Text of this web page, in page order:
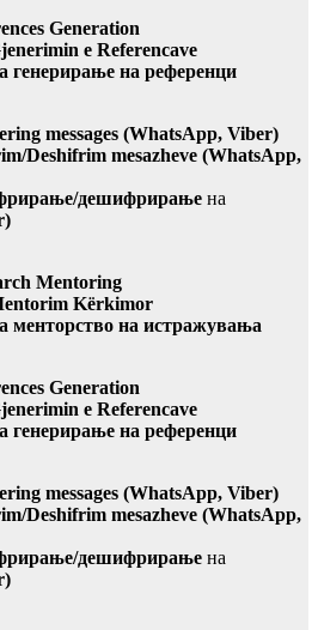
Generation
e Referencave
генерирање на референци
messages (WhatsApp, Viber)
Deshifrim mesazheve (WhatsApp,
дешифрирање на
Mentoring
Kërkimor
менторство на истражувања
Generation
e Referencave
генерирање на референци
messages (WhatsApp, Viber)
Deshifrim mesazheve (WhatsApp,
дешифрирање на